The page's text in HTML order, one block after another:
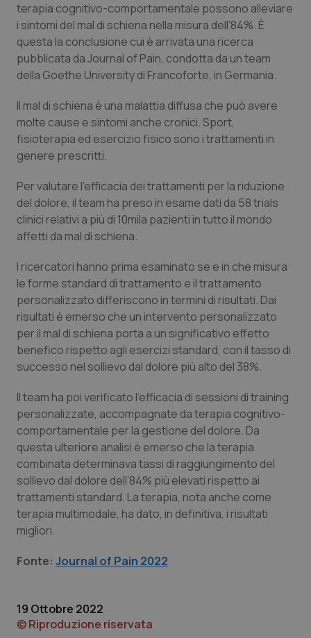
Calabria
Campania
Emilia-Romagna
Friuli Venezia Giulia
Liguria
Lombardia
Marche
Molise
Piemonte
Provincia Autonoma di Trento
Puglia
Sardegna
Sicilia
Toscana
Umbria
Asma & BPCO
Car-T
Colesterolo & coronaropatie
Dermatite Atopica
Disturbi dell’umore
Dolore
Donna & Salute
Epatiti
HIV
Ipertensione & Scompenso
Malattie rare
Malattia di Crohn & Rettocolite Ulcerosa
Neuroscienze & patologie neurodegenerative
Obesità
Oftalmologia
terapia cognitivo-comportamentale possono alleviare
i sintomi del mal di schiena nella misura dell’84%. È
questa la conclusione cui è arrivata una ricerca
pubblicata da Journal of Pain, condotta da un team
della Goethe University di Francoforte, in Germania.
Il mal di schiena è una malattia diffusa che può avere
molte cause e sintomi anche cronici. Sport,
fisioterapia ed esercizio fisico sono i trattamenti in
genere prescritti.
Per valutare l’efficacia dei trattamenti per la riduzione
del dolore, il team ha preso in esame dati da 58 trials
clinici relativi a più di 10mila pazienti in tutto il mondo
affetti da mal di schiena.
I ricercatori hanno prima esaminato se e in che misura
le forme standard di trattamento e il trattamento
personalizzato differiscono in termini di risultati. Dai
risultati è emerso che un intervento personalizzato
per il mal di schiena porta a un significativo effetto
benefico rispetto agli esercizi standard, con il tasso di
successo nel sollievo dal dolore più alto del 38%.
Il team ha poi verificato l’efficacia di sessioni di training
personalizzate, accompagnate da terapia cognitivo-
comportamentale per la gestione del dolore. Da
questa ulteriore analisi è emerso che la terapia
combinata determinava tassi di raggiungimento del
sollievo dal dolore dell’84% più elevati rispetto ai
trattamenti standard. La terapia, nota anche come
terapia multimodale, ha dato, in definitiva, i risultati
migliori.
Fonte: Journal of Pain 2022
19 Ottobre 2022
© Riproduzione riservata